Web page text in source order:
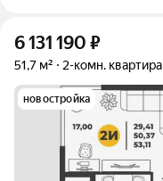
6 131 190 ₽
51,7 м² 2-комн. квартира
новостройка